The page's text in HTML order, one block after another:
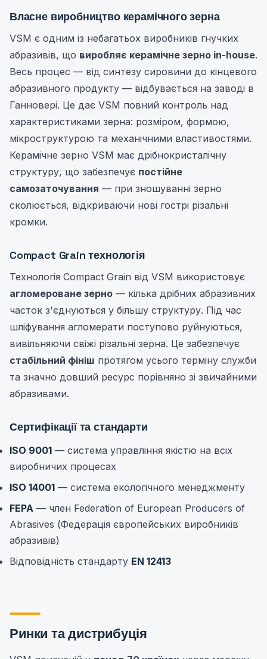
Власне виробництво керамічного зерна
VSM є одним із небагатьох виробників гнучких
абразивів, що виробляє керамічне зерно in-house.
Весь процес — від синтезу сировини до кінцевого
абразивного продукту — відбувається на заводі в
Ганновері. Це дає VSM повний контроль над
характеристиками зерна: розміром, формою,
мікроструктурою та механічними властивостями.
Керамічне зерно VSM має дрібнокристалічну
структуру, що забезпечує постійне
самозаточування — при зношуванні зерно
сколюється, відкриваючи нові гострі різальні
кромки.
Compact Grain технологія
Технологія Compact Grain від VSM використовує
агломероване зерно — кілька дрібних абразивних
часток з'єднуються у більшу структуру. Під час
шліфування агломерати поступово руйнуються,
вивільняючи свіжі різальні зерна. Це забезпечує
стабільний фініш протягом усього терміну служби
та значно довший ресурс порівняно зі звичайними
абразивами.
Сертифікації та стандарти
ISO 9001 — система управління якістю на всіх
виробничих процесах
ISO 14001 — система екологічного менеджменту
FEPA — член Federation of European Producers of
Abrasives (Федерація європейських виробників
абразивів)
Відповідність стандарту EN 12413
Ринки та дистрибуція